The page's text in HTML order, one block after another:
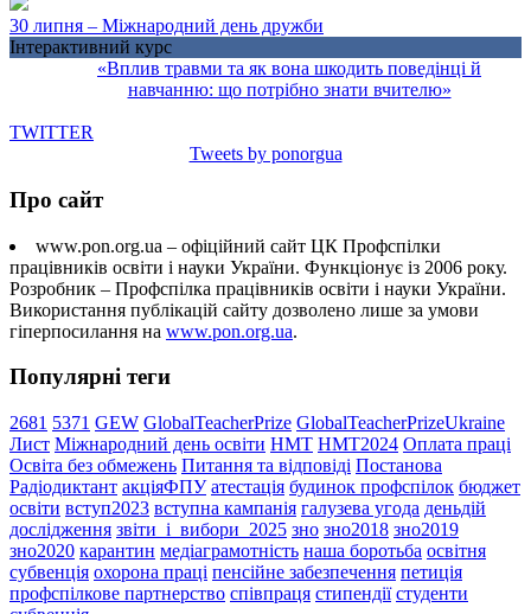
30 липня – Міжнародний день дружби
Інтерактивний курс
«Вплив травми та як вона шкодить поведінці й
навчанню: що потрібно знати вчителю»
TWITTER
Tweets by ponorgua
Про сайт
www.pon.org.ua – офіційний сайт ЦК Профспілки
працівників освіти і науки України. Функціонує із 2006 року.
Розробник – Профспілка працівників освіти і науки України.
Використання публікацій сайту дозволено лише за умови
гіперпосилання на www.pon.org.ua.
Популярні теги
2681 5371 GEW GlobalTeacherPrize GlobalTeacherPrizeUkraine
Лист Міжнародний день освіти НМТ НМТ2024 Оплата праці
Освіта без обмежень Питання та відповіді Постанова
Радіодиктант акціяФПУ атестація будинок профспілок бюджет
освіти вступ2023 вступна кампанія галузева угода деньдій
дослідження звіти_і_вибори_2025 зно зно2018 зно2019
зно2020 карантин медіаграмотність наша боротьба освітня
субвенція охорона праці пенсійне забезпечення петиція
профспілкове партнерство співпраця стипендії студенти